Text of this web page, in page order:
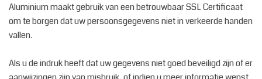
Aluminium maakt gebruik van een betrouwbaar SSL Certificaat
om te borgen dat uw persoonsgegevens niet in verkeerde handen
vallen.
Als u de indruk heeft dat uw gegevens niet goed beveiligd zijn of er